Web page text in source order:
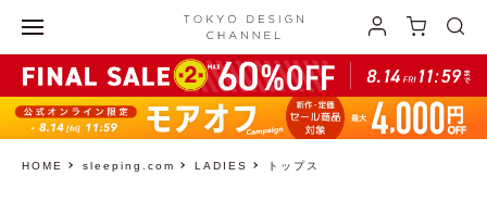
HOME sleeping.com LADIES トップス